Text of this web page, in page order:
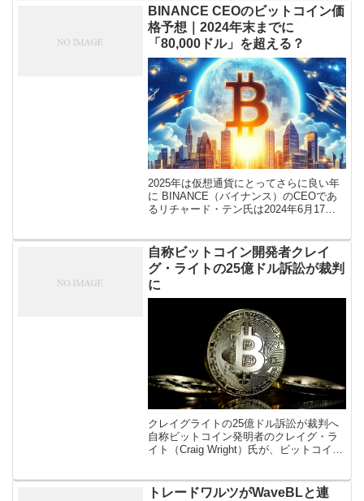
ことが明らかになりました。 分散型取
[…]
BINANCE CEOのビットコイン価
格予想｜2024年末までに
「80,000ドル」を超える？
2025年は仮想通貨にとってさらに良い年
に BINANCE（バイナンス）のCEOであ
るリチャード・テン氏は2024年6月17日
（BTC […]
自称ビットコイン開発者クレイ
グ・ライトの25億ドル訴訟が裁判
に
クレイグライトの25億ドル訴訟が裁判へ
自称ビットコイン発明者のクレイグ・ラ
イト（Craig Wright）氏が、ビットコイン
になる。ロンドン裁判所 […]
トレードワルツがWaveBLと連